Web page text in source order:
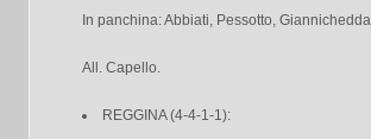
In panchina: Abbiati, Pessotto,
All. Capello.
REGGINA (4-4-1-1):